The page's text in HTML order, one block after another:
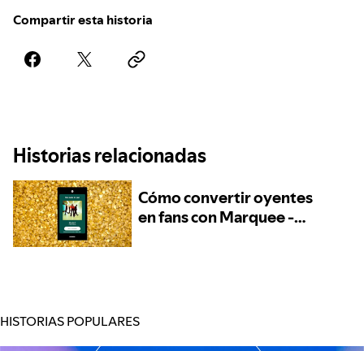
Compartir esta historia
Historias relacionadas
Cómo convertir oyentes
en fans con Marquee -
HISTORIAS POPULARES